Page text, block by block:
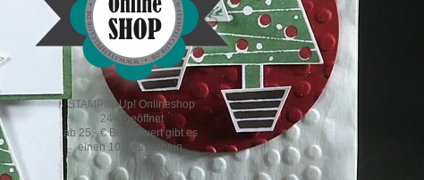
STAMPIN' Up! Onlineshop
24 h geöffnet
ab 25,- € Bestellwert gibt es
einen 10% Gutschein.